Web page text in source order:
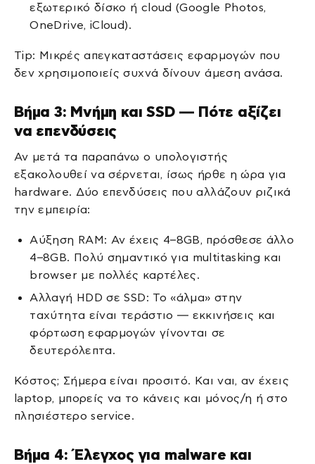
εξωτερικό δίσκο ή cloud (Google Photos,
OneDrive, iCloud).
Tip: Μικρές απεγκαταστάσεις εφαρμογών που
δεν χρησιμοποιείς συχνά δίνουν άμεση ανάσα.
Βήμα 3: Μνήμη και SSD — Πότε αξίζει
να επενδύσεις
Αν μετά τα παραπάνω ο υπολογιστής
εξακολουθεί να σέρνεται, ίσως ήρθε η ώρα για
hardware. Δύο επενδύσεις που αλλάζουν ριζικά
την εμπειρία:
Αύξηση RAM: Αν έχεις 4–8GB, πρόσθεσε άλλο
4–8GB. Πολύ σημαντικό για multitasking και
browser με πολλές καρτέλες.
Αλλαγή HDD σε SSD: Το «άλμα» στην
ταχύτητα είναι τεράστιο — εκκινήσεις και
φόρτωση εφαρμογών γίνονται σε
δευτερόλεπτα.
Κόστος; Σήμερα είναι προσιτό. Και ναι, αν έχεις
laptop, μπορείς να το κάνεις και μόνος/η ή στο
πλησιέστερο service.
Βήμα 4: Έλεγχος για malware και